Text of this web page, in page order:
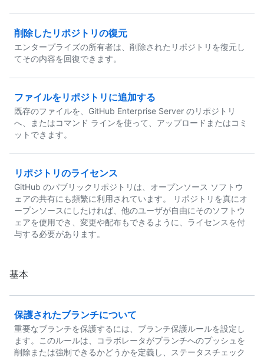
削除したリポジトリの復元
エンタープライズの所有者は、削除されたリポジトリを復元し
てその内容を回復できます。
ファイルをリポジトリに追加する
既存のファイルを、GitHub Enterprise Server のリポジトリ
へ、またはコマンド ラインを使って、アップロードまたはコミ
ットできます。
リポジトリのライセンス
GitHub のパブリックリポジトリは、オープンソース ソフトウ
ェアの共有にも頻繁に利用されています。 リポジトリを真にオ
ープンソースにしたければ、他のユーザが自由にそのソフトウ
ェアを使用でき、変更や配布もできるように、ライセンスを付
与する必要があります。
基本
保護されたブランチについて
重要なブランチを保護するには、ブランチ保護ルールを設定し
ます。このルールは、コラボレータがブランチへのプッシュを
削除または強制できるかどうかを定義し、ステータスチェック